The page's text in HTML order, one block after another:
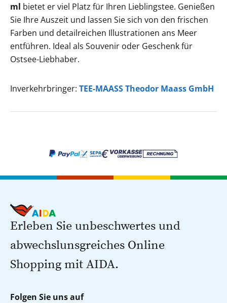
ml bietet er viel Platz für Ihren Lieblingstee. Genießen
Sie Ihre Auszeit und lassen Sie sich von den frischen
Farben und detailreichen Illustrationen ans Meer
entführen. Ideal als Souvenir oder Geschenk für
Ostsee-Liebhaber.
Inverkehrbringer: TEE-MAASS Theodor Maass GmbH
Erleben Sie unbeschwertes und
abwechslunsgreiches Online
Shopping mit AIDA.
Folgen Sie uns auf